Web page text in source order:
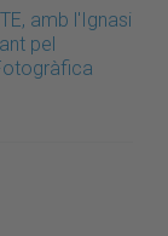
amb l'Ignasi
pel